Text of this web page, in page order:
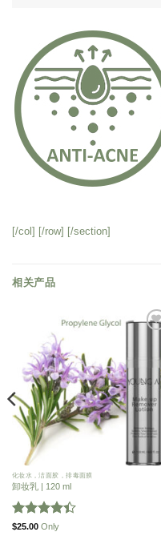
[/col] [/row] [/section]
相关产品
到
愿
望
清
单
化妆水，洁面胶，排毒面膜
卸妆乳 | 120 ml
Rated
$25.00Only